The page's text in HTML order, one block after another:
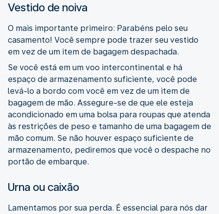
Vestido de noiva
O mais importante primeiro: Parabéns pelo seu
casamento! Você sempre pode trazer seu vestido
em vez de um item de bagagem despachada.
Se você está em um voo intercontinental e há
espaço de armazenamento suficiente, você pode
levá-lo a bordo com você em vez de um item de
bagagem de mão. Assegure-se de que ele esteja
acondicionado em uma bolsa para roupas que atenda
às restrições de peso e tamanho de uma bagagem de
mão comum. Se não houver espaço suficiente de
armazenamento, pediremos que você o despache no
portão de embarque.
Urna ou caixão
Lamentamos por sua perda. É essencial para nós dar